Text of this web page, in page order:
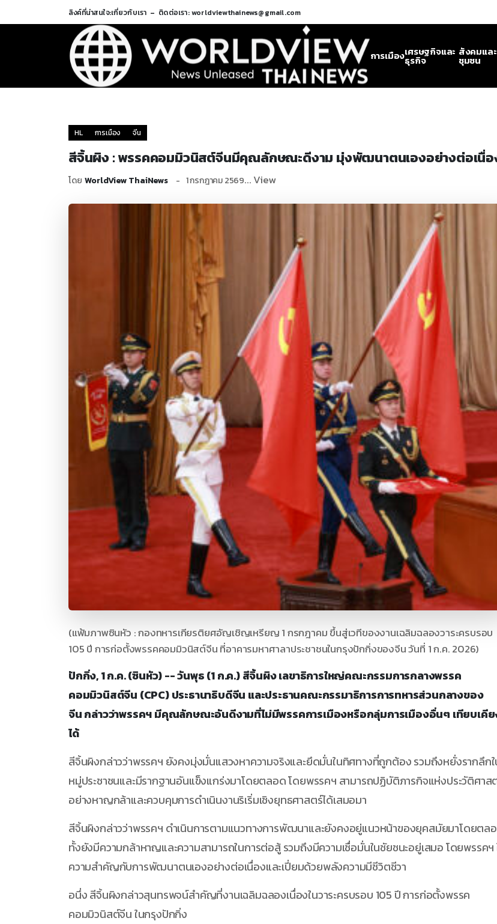
ลิงค์ที่น่าสนใจ:เกี่ยวกับเรา ติดต่อเรา: worldviewthainews@gmail.com
การเมืองเศรษฐกิจและ
ธุรกิจ
สังคมและ
ชุมชน
HL การเมือง จีน
สีจิ้นผิง : พรรคคอมมิวนิสต์จีนมีคุณลักษณะดีงาม มุ่งพัฒนาตนเองอย่างต่อเนื่
โดย WorldView ThaiNews 1 กรกฎาคม 2569... View
(แฟ้มภาพซินหัว : กองทหารเกียรติยศอัญเชิญเหรียญ 1 กรกฎาคม ขึ้นสู่เวทีของงานเฉลิมฉลองวาระครบรอบ
105 ปี การก่อตั้งพรรคคอมมิวนิสต์จีน ที่อาคารมหาศาลาประชาชนในกรุงปักกิ่งของจีน วันที่ 1 ก.ค. 2026)
ปักกิ่ง, 1 ก.ค. (ซินหัว) -- วันพุธ (1 ก.ค.) สีจิ้นผิง เลขาธิการใหญ่คณะกรรมการกลางพรรค
คอมมิวนิสต์จีน (CPC) ประธานาธิบดีจีน และประธานคณะกรรมาธิการการทหารส่วนกลางของ
จีน กล่าวว่าพรรคฯ มีคุณลักษณะอันดีงามที่ไม่มีพรรคการเมืองหรือกลุ่มการเมืองอื่นๆ เทียบเคี
ได้
สีจิ้นผิงกล่าวว่าพรรคฯ ยังคงมุ่งมั่นแสวงหาความจริงและยึดมั่นในทิศทางที่ถูกต้อง รวมถึงหยั่งรากลึก
หมู่ประชาชนและมีรากฐานอันแข็งแกร่งมาโดยตลอด โดยพรรคฯ สามารถปฏิบัติภารกิจแห่งประวัติศาส
อย่างหาญกล้าและควบคุมการดำเนินงานริเริ่มเชิงยุทธศาสตร์ได้เสมอมา
สีจิ้นผิงกล่าวว่าพรรคฯ ดำเนินการตามแนวทางการพัฒนาและยังคงอยู่แนวหน้าของยุคสมัยมาโดยตล
ทั้งยังมีความกล้าหาญและความสามารถในการต่อสู้ รวมถึงมีความเชื่อมั่นในชัยชนะอยู่เสมอ โดยพรรคฯ
ความสำคัญกับการพัฒนาตนเองอย่างต่อเนื่องและเปี่ยมด้วยพลังความมีชีวิตชีวา
อนึ่ง สีจิ้นผิงกล่าวสุนทรพจน์สำคัญที่งานเฉลิมฉลองเนื่องในวาระครบรอบ 105 ปี การก่อตั้งพรรค
คอมมิวนิสต์จีน ในกรุงปักกิ่ง